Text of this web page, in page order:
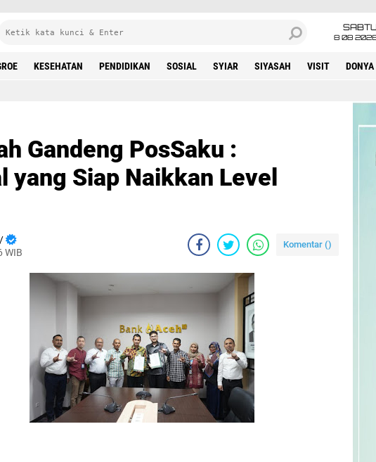
8 08
KESEHATAN PENDIDIKAN SOSIAL SYIAR SIYASAH VISIT DONYA
Gandeng PosSaku :
yang Siap Naikkan Level
WIB
Komentar ()